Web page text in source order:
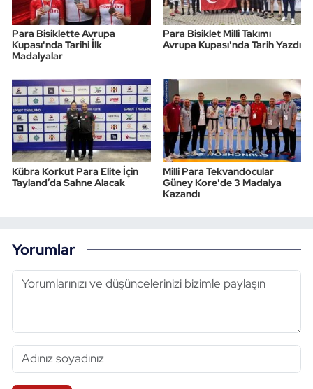
Para Bisiklette Avrupa
Kupası'nda Tarihi İlk
Madalyalar
Para Bisiklet Milli Takımı
Avrupa Kupası'nda Tarih Yazdı
Kübra Korkut Para Elite İçin
Tayland’da Sahne Alacak
Milli Para Tekvandocular
Güney Kore'de 3 Madalya
Kazandı
Yorumlar